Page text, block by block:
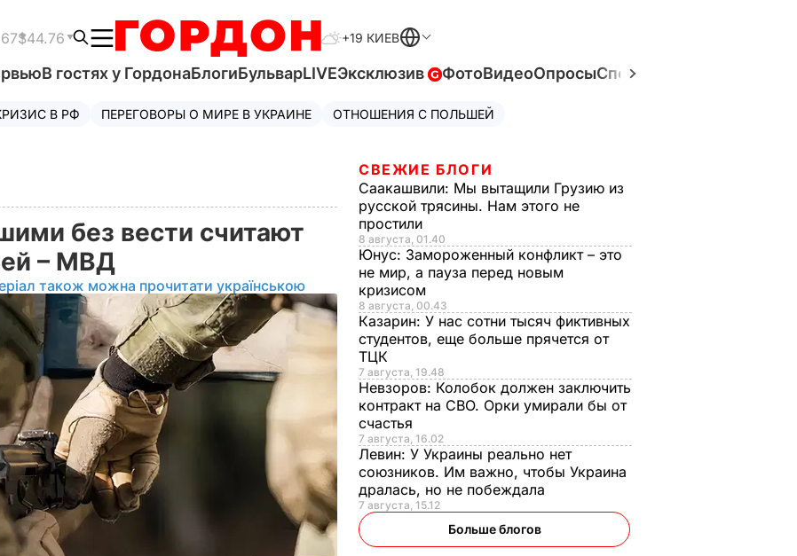
$44.76 +19 КИЕВ
В гостях у ГордонаБлогиБульварLIVEЭксклюзив ФотоВидеоОпросыСпецпроекты
В РФ ПЕРЕГОВОРЫ О МИРЕ В УКРАИНЕ ОТНОШЕНИЯ С ПОЛЬШЕЙ
без вести считают
– МВД
також можна прочитати українською
СВЕЖИЕ БЛОГИ
Саакашвили: Мы вытащили Грузию из
русской трясины. Нам этого не
простили
8 августа, 01.40
Юнус: Замороженный конфликт – это
не мир, а пауза перед новым
кризисом
8 августа, 00.43
Казарин: У нас сотни тысяч фиктивных
студентов, еще больше прячется от
ТЦК
7 августа, 19.48
Невзоров: Колобок должен заключить
контракт на СВО. Орки умирали бы от
счастья
7 августа, 16.02
Левин: У Украины реально нет
союзников. Им важно, чтобы Украина
дралась, но не побеждала
7 августа, 15.12
Больше блогов